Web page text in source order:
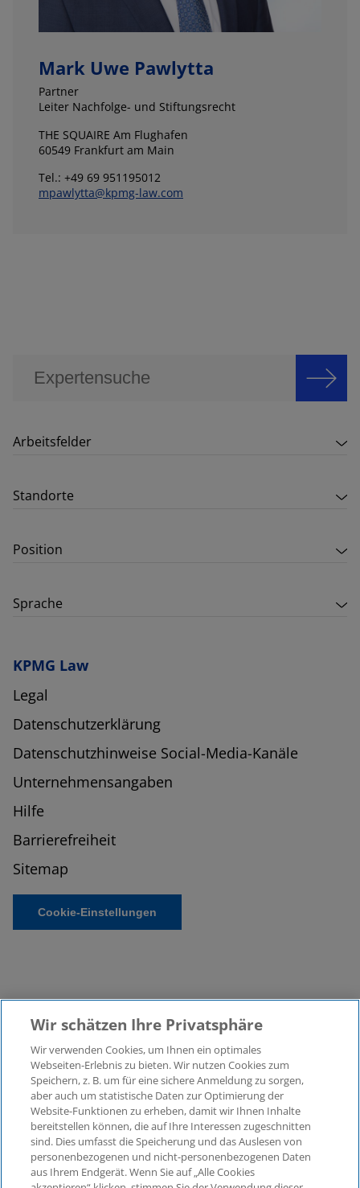
Mark Uwe Pawlytta
Partner
Leiter Nachfolge- und Stiftungsrecht
THE SQUAIRE Am Flughafen
60549 Frankfurt am Main
Tel.: +49 69 951195012
mpawlytta@kpmg-law.com
Arbeitsfelder
Standorte
Position
Sprache
KPMG Law
Legal
Datenschutzerklärung
Datenschutzhinweise Social-Media-Kanäle
Unternehmensangaben
Hilfe
Barrierefreiheit
Sitemap
Cookie-Einstellungen
©2026 KPMG Law Rechtsanwaltsgesellschaft mbH,
assoziiert mit der KPMG AG
Wirtschaftsprüfungsgesellschaft, einer
Aktiengesellschaft nach deutschem Recht und ein
Mitglied der globalen KPMG-Organisation
unabhängiger Mitgliedsfirmen, die KPMG International
Limited, einer Private English Company Limited by
Wir schätzen Ihre Privatsphäre
Wir verwenden Cookies, um Ihnen ein optimales
Webseiten-Erlebnis zu bieten. Wir nutzen Cookies zum
Speichern, z. B. um für eine sichere Anmeldung zu sorgen,
aber auch um statistische Daten zur Optimierung der
Website-Funktionen zu erheben, damit wir Ihnen Inhalte
bereitstellen können, die auf Ihre Interessen zugeschnitten
sind. Dies umfasst die Speicherung und das Auslesen von
personenbezogenen und nicht-personenbezogenen Daten
aus Ihrem Endgerät. Wenn Sie auf „Alle Cookies